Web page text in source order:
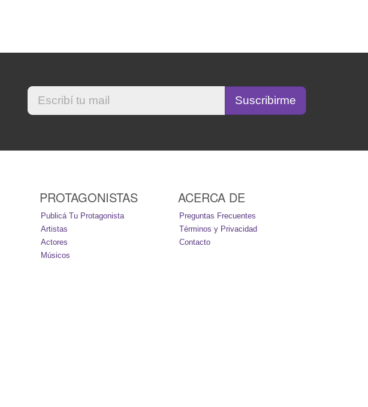
PROTAGONISTAS
Publicá Tu Protagonista
Artistas
Actores
Músicos
ACERCA DE
Preguntas Frecuentes
Términos y Privacidad
Contacto